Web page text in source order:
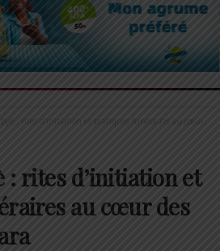
: rites d’initiation et pratiques funéraires au cœur
: rites d’initiation et
au cœur des